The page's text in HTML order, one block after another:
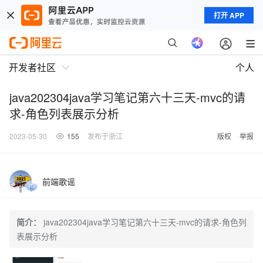
打开 APP
开发者社区 个人
java202304java学习笔记第六十三天-mvc的请
求-角色列表展示分析
2023-05-30 155 发布于浙江 版权 举报
前端歌谣
简介：
java202304java学习笔记第六十三天-mvc的请求-角色列
表展示分析